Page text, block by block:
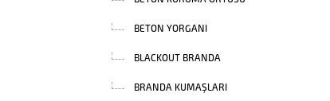
BETON YORGANI
BLACKOUT BRANDA
BRANDA KUMAŞLARI